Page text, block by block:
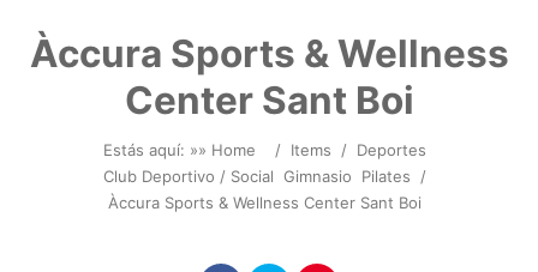
Àccura Sports & Wellness
Center Sant Boi
Estás aquí: »» Home / Items / Deportes
Club Deportivo / Social Gimnasio Pilates
/
Àccura Sports & Wellness Center Sant Boi